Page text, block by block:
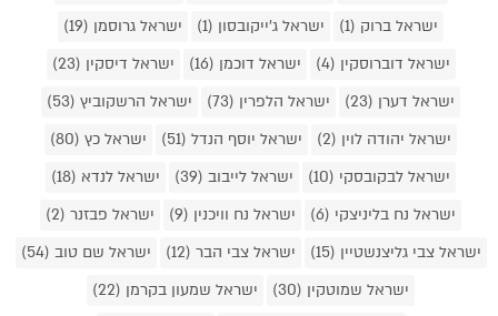
ישראל ברוק (1)
ישראל ג'ייקובסון (1)
ישראל גרוסמן (19)
ישראל דוברוסקין (4)
ישראל דוכמן (16)
ישראל דיסקין (23)
ישראל דערן (23)
ישראל הלפרין (73)
ישראל הרשקוביץ (53)
ישראל יהודה לוין (2)
ישראל יוסף הנדל (51)
ישראל כץ (80)
ישראל לבקובסקי (10)
ישראל לייבוב (39)
ישראל לנדא (18)
ישראל נח בליניצקי (6)
ישראל נח וויכנין (9)
ישראל פבזנר (2)
ישראל צבי גליצנשטיין (15)
ישראל צבי הבר (12)
ישראל שם טוב (54)
ישראל שמוטקין (30)
ישראל שמעון בקרמן (22)